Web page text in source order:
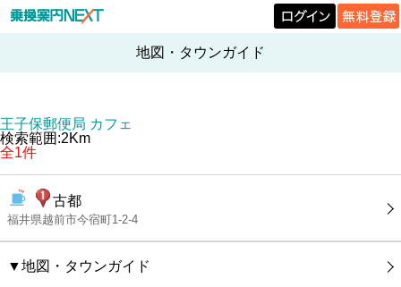
地図・タウンガイド
王子保郵便局 カフェ
検索範囲:2Km
全1件
古都
福井県越前市今宿町1-2-4
▼地図・タウンガイド